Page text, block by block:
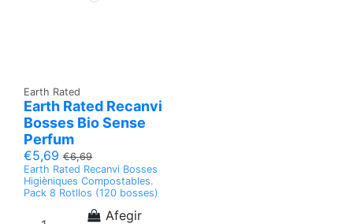
Earth Rated
Earth Rated Recanvi
Bosses Bio Sense
Perfum
€5,69 €6,69
Earth Rated Recanvi Bosses
Higièniques Compostables.
Pack 8 Rotllos (120 bosses)
Afegir